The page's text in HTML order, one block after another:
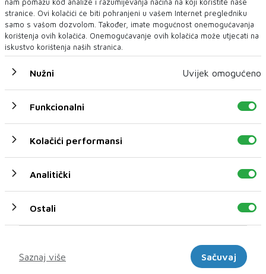
ŽELJKA CVIJANOVIĆ
Schmidt se duboko umiješao u institucionalni život u BiH
predstavnik BiH Christi...
MILORAD DODIK
stranice. Ovi kolačići će biti pohranjeni u vašem Internet pregledniku
samo s vašom dozvolom. Također, imate mogućnost onemogućavanja
korištenja ovih kolačića. Onemogućavanje ovih kolačića može utjecati na
iskustvo korištenja naših stranica.
Nužni Uvijek omogućeno
Funkcionalni
Kolačići performansi
Analitički
Ostali
Saznaj više
Sačuvaj